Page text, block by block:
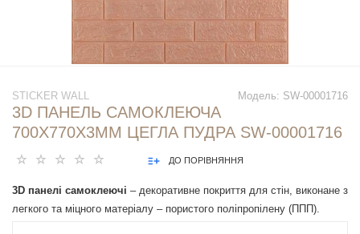
Модель: SW-00001716
STICKER WALL
3D ПАНЕЛЬ САМОКЛЕЮЧА
700X770X3ММ ЦЕГЛА ПУДРА SW-00001716
ДО ПОРІВНЯННЯ
3D панелі самоклеючі – декоративне покриття для стін, виконане з
легкого та міцного матеріалу – пористого поліпропілену (ППП).